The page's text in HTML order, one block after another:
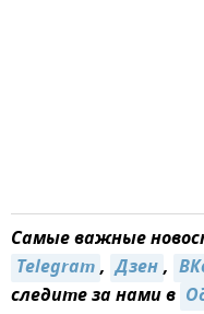
Самые важные
Telegram, Дзен,
следите за нами в